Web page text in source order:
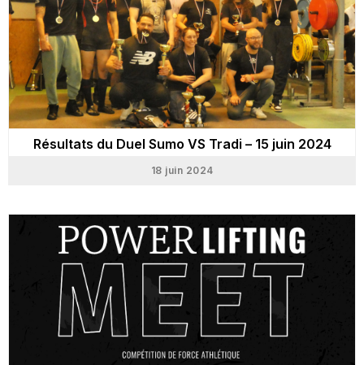
Résultats du Duel Sumo VS Tradi – 15 juin 2024
18 juin 2024